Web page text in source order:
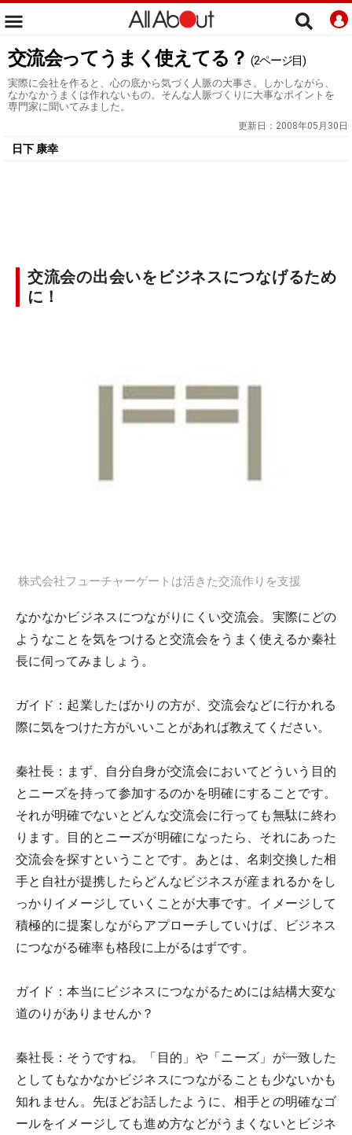
交流会ってうまく使えてる？ (2ページ目)
実際に会社を作ると、心の底から気づく人脈の大事さ。しかしながら、
なかなかうまくは作れないもの。そんな人脈づくりに大事なポイントを
専門家に聞いてみました。
更新日： 2008年05月30日
日下 康幸
交流会の出会いをビジネスにつなげるため
に！
株式会社フューチャーゲートは活きた交流作りを支援
なかなかビジネスにつながりにくい交流会。実際にどの
ようなことを気をつけると交流会をうまく使えるか秦社
長に伺ってみましょう。
ガイド： 起業したばかりの方が、交流会などに行かれる
際に気をつけた方がいいことがあれば教えてください。
秦社長： まず、自分自身が交流会においてどういう目的
とニーズを持って参加するのかを明確にすることです。
それが明確でないとどんな交流会に行っても無駄に終わ
ります。目的とニーズが明確になったら、それにあった
交流会を探すということです。あとは、名刺交換した相
手と自社が提携したらどんなビジネスが産まれるかをし
っかりイメージしていくことが大事です。イメージして
積極的に提案しながらアプローチしていけば、ビジネス
につながる確率も格段に上がるはずです。
ガイド：本当にビジネスにつながるためには結構大変な
道のりがありませんか？
秦社長： そうですね。「目的」や「ニーズ」が一致した
としてもなかなかビジネスにつながることも少ないかも
知れません。先ほどお話したように、相手との明確なゴ
ールをイメージしても進め方などがうまくないとビジネ